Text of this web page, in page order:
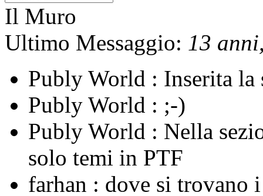
Il Muro
Ultimo Messaggio: 13
Publy World : Inserita
Publy World : ;-)
Publy World : Nella
solo temi in PTF
farhan : dove si trovano